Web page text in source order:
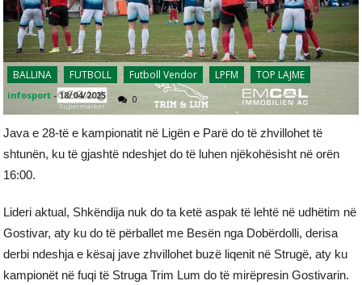
BALLINA FUTBOLL Futboll Vendor LPFM TOP LAJME
infosport -18/04/2025 0
Java e 28-të e kampionatit në Ligën e Parë do të zhvillohet të
shtunën, ku të gjashtë ndeshjet do të luhen njëkohësisht në orën
16:00.
Lideri aktual, Shkëndija nuk do ta ketë aspak të lehtë në udhëtim në
Gostivar, aty ku do të përballet me Besën nga Dobërdolli, derisa
derbi ndeshja e kësaj jave zhvillohet buzë liqenit në Strugë, aty ku
kampionët në fuqi të Struga Trim Lum do të mirëpresin Gostivarin.